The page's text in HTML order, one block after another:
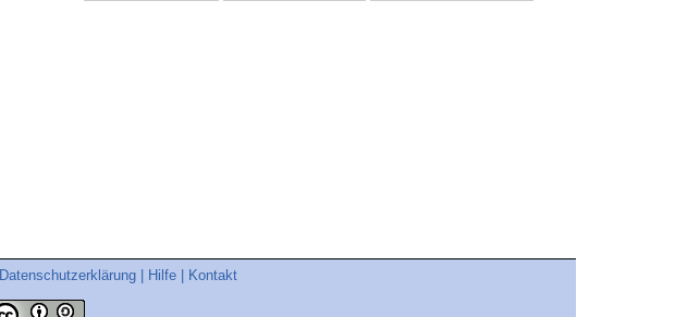
Datenschutzerklärung Hilfe Kontakt